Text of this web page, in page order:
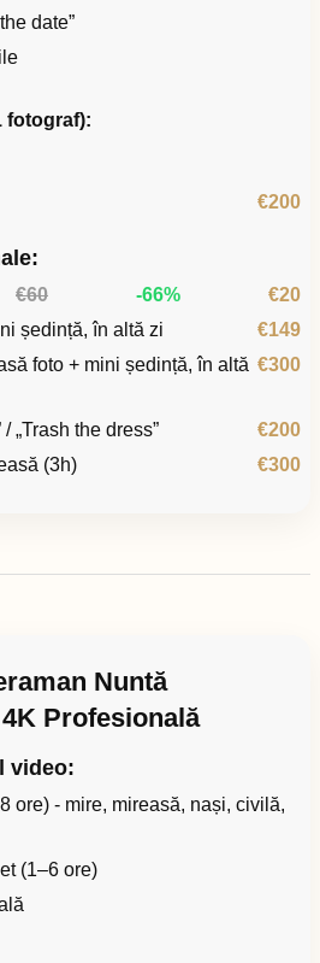
date”
fotograf):
€200
€60 -66%
€20
ședință, în altă zi
€149
foto + mini ședință, în altă €300
„Trash the dress”
€200
(3h)
€300
Nuntă
Profesională
video:
ore) - mire, mireasă, nași, civilă,
(1–6 ore)